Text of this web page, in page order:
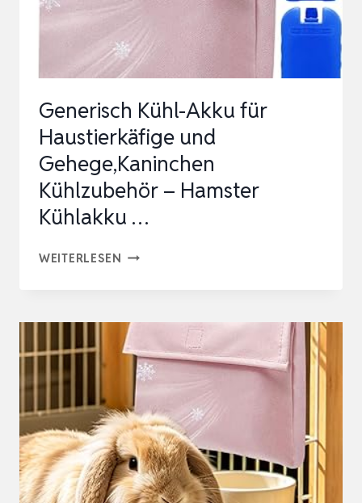
|
KÜHLMATTE
GLA…
Generisch Kühl-Akku für
Haustierkäfige und
Gehege,Kaninchen
Kühlzubehör – Hamster
Kühlakku …
WEITERLESEN GENERISCH
FÜR
HAUSTIERKÄFIGE
UND
GEHEGE,KANINCHEN
KÜHLZUBEHÖR
–
HAMSTER
KÜHLAKKU